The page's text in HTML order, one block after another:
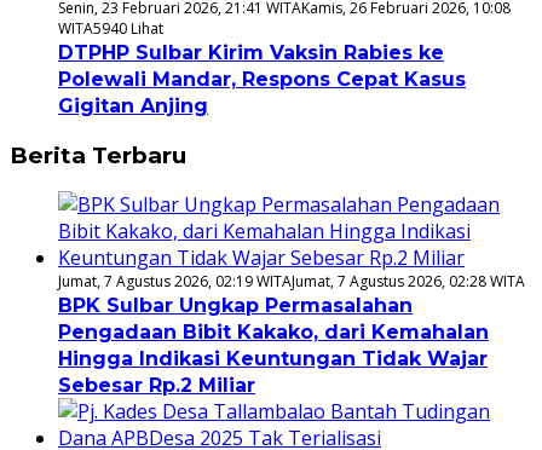
Senin, 23 Februari 2026, 21:41 WITAKamis, 26 Februari 2026, 10:08
WITA5940 Lihat
DTPHP Sulbar Kirim Vaksin Rabies ke
Polewali Mandar, Respons Cepat Kasus
Gigitan Anjing
Berita Terbaru
Jumat, 7 Agustus 2026, 02:19 WITAJumat, 7 Agustus 2026, 02:28 WITA
BPK Sulbar Ungkap Permasalahan
Pengadaan Bibit Kakako, dari Kemahalan
Hingga Indikasi Keuntungan Tidak Wajar
Sebesar Rp.2 Miliar